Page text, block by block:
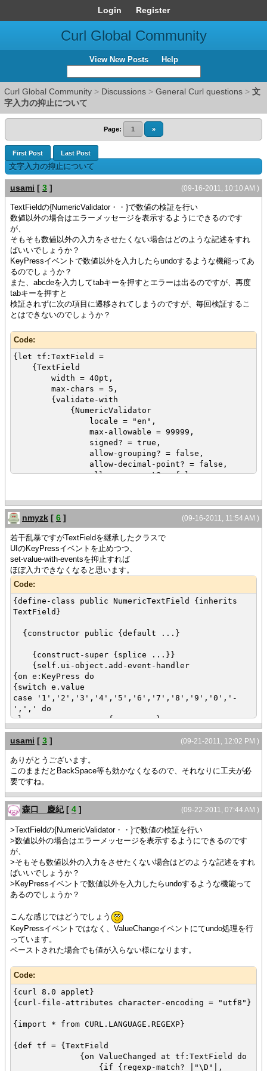
Login Register
Curl Global Community
View New Posts Help
Curl Global Community > Discussions > General Curl questions > 文
字入力の抑止について
Page: 1 »
First Post Last Post
文字入力の抑止について
(09-16-2011, 10:10 AM )
usami [ 3 ]
TextFieldの{NumericValidator・・}で数値の検証を行い
数値以外の場合はエラーメッセージを表示するようにできるのです
が、
そもそも数値以外の入力をさせたくない場合はどのような記述をすれ
ばいいでしょうか？
KeyPressイベントで数値以外を入力したらundoするような機能ってあ
るのでしょうか？
また、abcdeを入力してtabキーを押すとエラーは出るのですが、再度
tabキーを押すと
検証されずに次の項目に遷移されてしまうのですが、毎回検証するこ
とはできないのでしょうか？
Code:
{let tf:TextField =
{TextField
width = 40pt,
max-chars = 5,
{validate-with
{NumericValidator
locale = "en",
max-allowable = 99999,
signed? = true,
allow-grouping? = false,
allow-decimal-point? = false,
allow-exponent? = false
dialog-on-finished? = true,
message="入力は半角数字5文字までです。",
refocus? = true
}
}
}
{let tf2:TextField =
{TextField
width = 40pt
}
}
(09-16-2011, 11:54 AM )
nmyzk [ 6 ]
若干乱暴ですがTextFieldを継承したクラスで
UIのKeyPressイベントを止めつつ、
set-value-with-eventsを抑止すれば
ほぼ入力できなくなると思います。
Code:
{define-class public NumericTextField {inherits
TextField}
{constructor public {default ...}
{construct-super {splice ...}}
{self.ui-object.add-event-handler
{on e:KeyPress do
{switch e.value
case '1','2','3','4','5','6','7','8','9','0','-
',',' do
else {e.consume}
}
}
}
set self.halign = "right"
}
{method public {set-value-with-events
val:String}:void
{for c:char in val do
{switch c
case '1','2','3','4','5','6','7','8','9','0','-
',',' do
else {return}
}
{super.set-value-with-events val} }
}
{NumericTextField value = "150"}
(09-21-2011, 12:02 PM )
usami [ 3 ]
ありがとうございます。
このままだとBackSpace等も効かなくなるので、それなりに工夫が必
要ですね。
(09-22-2011, 07:44 AM )
森口 慶紀 [ 4 ]
>TextFieldの{NumericValidator・・}で数値の検証を行い
>数値以外の場合はエラーメッセージを表示するようにできるのです
が、
>そもそも数値以外の入力をさせたくない場合はどのような記述をすれ
ばいいでしょうか？
>KeyPressイベントで数値以外を入力したらundoするような機能って
あるのでしょうか？
こんな感じではどうでしょう
KeyPressイベントではなく、ValueChangeイベントにてundo処理を行
っています。
ペーストされた場合でも値が入らない様になります。
Code:
{curl 8.0 applet}
{curl-file-attributes character-encoding = "utf8"}
{import * from CURL.LANGUAGE.REGEXP}
{def tf = {TextField
{on ValueChanged at tf:TextField do
{if {regexp-match? |"\D"|,